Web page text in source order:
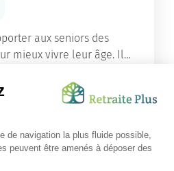
aux seniors des
mieux vivre leur âge. Il
à l’alimentation...
l'article
aide de nos équipes ?